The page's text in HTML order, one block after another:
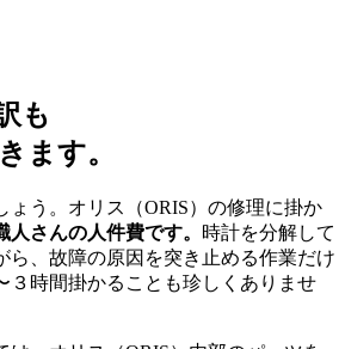
も
ます。
ょう。オリス（ORIS）の修理に掛か
さんの人件費です。 時計を分解して
ら、故障の原因を突き止める作業だけ
３時間掛かることも珍しくありませ